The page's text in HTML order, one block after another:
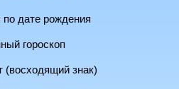
по дате рождения
гороскоп
(восходящий знак)